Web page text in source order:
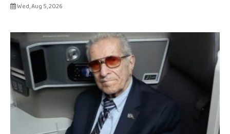
Wed, Aug 5, 2026